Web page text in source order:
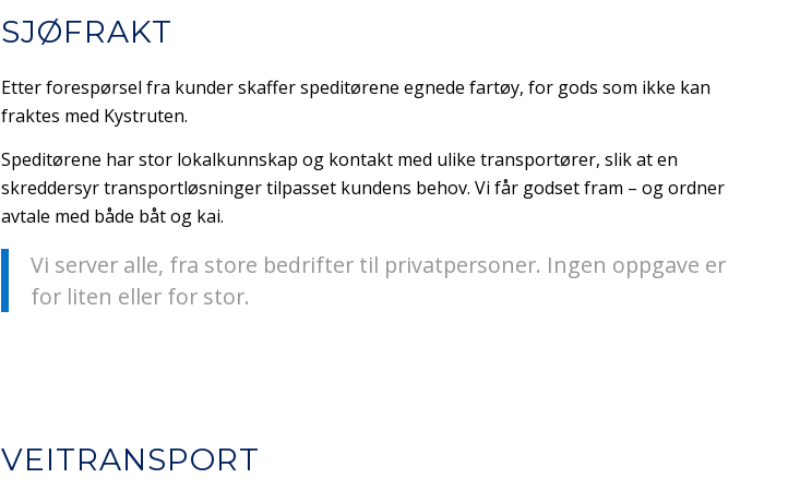
SJØFRAKT
Etter forespørsel fra kunder skaffer speditørene egnede fartøy, for gods som ikke kan
fraktes med Kystruten.
Speditørene har stor lokalkunnskap og kontakt med ulike transportører, slik at en
skreddersyr transportløsninger tilpasset kundens behov. Vi får godset fram – og ordner
avtale med både båt og kai.
Vi server alle, fra store bedrifter til privatpersoner. Ingen oppgave er
for liten eller for stor.
VEITRANSPORT